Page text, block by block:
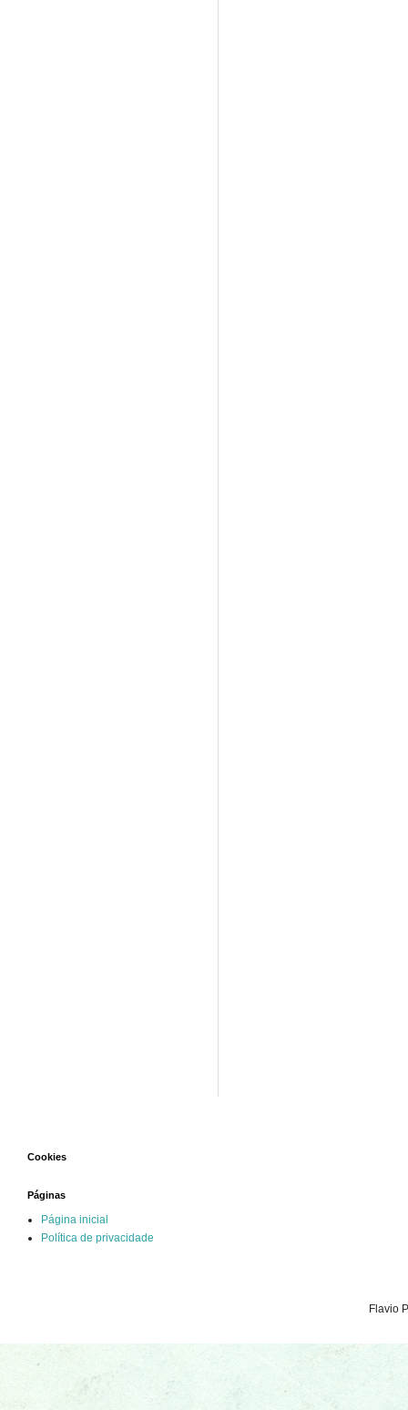
Cookies
Páginas
Página inicial
Política de privacidade
Flavio